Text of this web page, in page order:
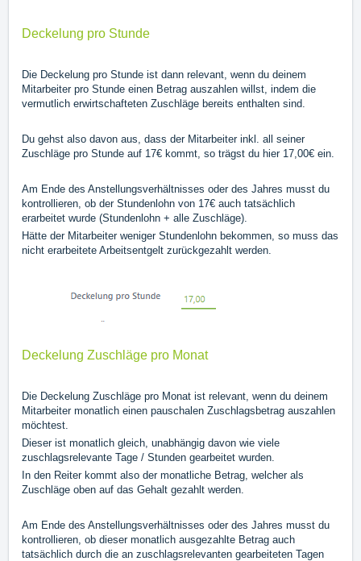
Deckelung pro Stunde
Die Deckelung pro Stunde ist dann relevant, wenn du deinem
Mitarbeiter pro Stunde einen Betrag auszahlen willst, indem die
vermutlich erwirtschafteten Zuschläge bereits enthalten sind.
Du gehst also davon aus, dass der Mitarbeiter inkl. all seiner
Zuschläge pro Stunde auf 17€ kommt, so trägst du hier 17,00€ ein.
Am Ende des Anstellungsverhältnisses oder des Jahres musst du
kontrollieren, ob der Stundenlohn von 17€ auch tatsächlich
erarbeitet wurde (Stundenlohn + alle Zuschläge).
Hätte der Mitarbeiter weniger Stundenlohn bekommen, so muss das
nicht erarbeitete Arbeitsentgelt zurückgezahlt werden.
Deckelung Zuschläge pro Monat
Die Deckelung Zuschläge pro Monat ist relevant, wenn du deinem
Mitarbeiter monatlich einen pauschalen Zuschlagsbetrag auszahlen
möchtest.
Dieser ist monatlich gleich, unabhängig davon wie viele
zuschlagsrelevante Tage / Stunden gearbeitet wurden.
In den Reiter kommt also der monatliche Betrag, welcher als
Zuschläge oben auf das Gehalt gezahlt werden.
Am Ende des Anstellungsverhältnisses oder des Jahres musst du
kontrollieren, ob dieser monatlich ausgezahlte Betrag auch
tatsächlich durch die an zuschlagsrelevanten gearbeiteten Tagen